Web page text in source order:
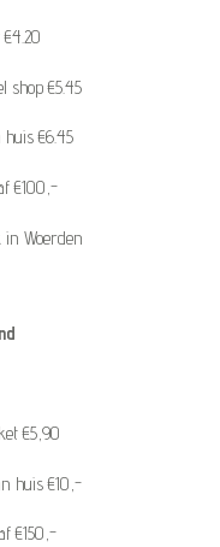
shop €5.45
€6.45
€100,-
Woerden
€5,90
huis €10,-
€150,-